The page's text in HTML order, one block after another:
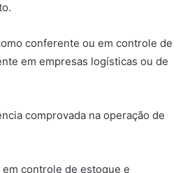
conferente ou em controle de
em empresas logísticas ou de
comprovada na operação de
controle de estoque e